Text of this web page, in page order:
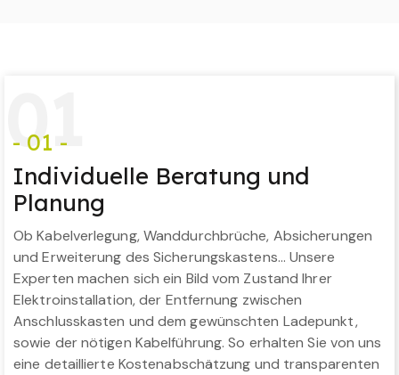
01
- 01 -
Individuelle Beratung und
Planung
Ob Kabelverlegung, Wanddurchbrüche, Absicherungen
und Erweiterung des Sicherungskastens… Unsere
Experten machen sich ein Bild vom Zustand Ihrer
Elektroinstallation, der Entfernung zwischen
Anschlusskasten und dem gewünschten Ladepunkt,
sowie der nötigen Kabelführung. So erhalten Sie von uns
eine detaillierte Kostenabschätzung und transparenten